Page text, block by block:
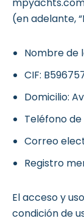
(en adelante,
Nombre de
CIF:
Domicilio:
Teléfono
Correo
Registro
El acceso y
condición de